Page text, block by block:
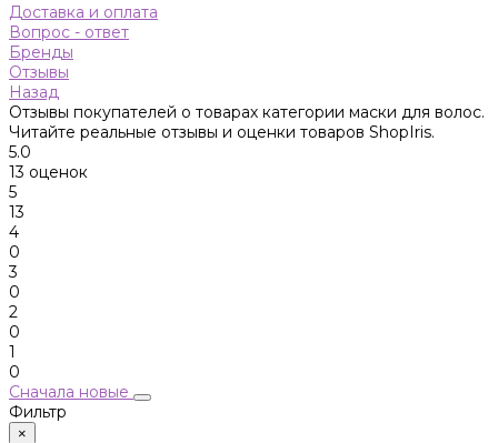
Доставка и оплата
Вопрос - ответ
Бренды
Отзывы
Назад
Отзывы покупателей о товарах категории маски для волос.
Читайте реальные отзывы и оценки товаров ShopIris.
5.0
13 оценок
5
13
4
0
3
0
2
0
1
0
Сначала новые
Фильтр
×